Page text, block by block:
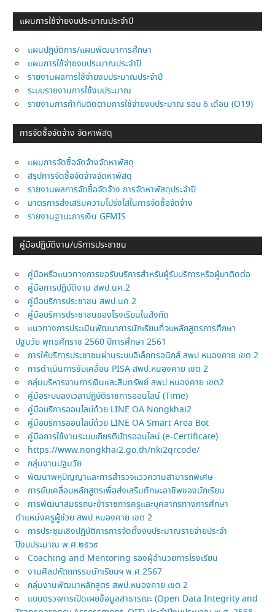
แผนการใช้จ่ายงบประมาณประจำปี
แผนปฎิบัติการ/แผนพัฒนาการศึกษา
แผนการใช้จ่ายงบประมาณประจำปี
รายงานผลการใช้จ่ายงบประมาณประจำปี
ระบบรายงานการใช้งบประมาณ
รายงานการกำกับติดตามการใช้จ่ายงบประมาณ รอบ 6 เดือน (O19)
การจัดซื้อจัดจ้าง จัดหาพัสดุ
แผนการจัดซื้อจัดจ้างจัดหาพัสดุ
สรุปการจัดซื้อจัดจ้างจัดหาพัสดุ
รายงานผลการจัดซื้อจัดจ้าง การจัดหาพัสดุประจำปี
มาตรการส่งเสริมความโปร่งใสในการจัดซื้อจัดจ้าง
รายงานฐานะการเงิน GFMIS
คู่มือปฏิบัติงาน/บริการประชาชน
คู่มือหรือแนวทางการขอรับบริการสำหรับผู้รับบริการหรือผู้มาติดต่อ
คู่มือการปฏิบัติงาน สพป.นค.2
คู่มือบริการประชาชน สพป.นค.2
คู่มือบริการประชาชนของโรงเรียนในสังกัด
แนวทางการประเมินพัฒนาการนักเรียนที่จบหลักสูตรการศึกษา
ปฐมวัย พุทธศักราช 2560 ปีการศึกษา 2561
การให้บริการประชาชนผ่านระบบอิเล็กทรอนิกส์ สพป.หนองคาย เขต 2
การดำเนินการขับเคลื่อน PISA สพป.หนองคาย เขต 2
กลุ่มบริหารงานการเงินและสินทรัพย์ สพป.หนองคาย เขต2
คู่มือระบบลงเวลาปฏิบัติราชการออนไลน์ (Time)
คู่มือบริการออนไลบ์ด้วย LINE OA Nongkhai2
คู่มือบริการออนไลบ์ด้วย LINE OA Smart Area Bot
คู่มือการใช้งานระบบเกียรติบัตรออนไลน์ (e-Certificate)
https://www.nongkhai2.go.th/nki2qrcode/
กลุ่มงานปฐมวัย
พัฒนาพหุปัญญาและการสำรวจแววความสามารถพิเศษ
การขับเคลื่อนหลักสูตรเพื่อส่งเสริมทักษะอาชีพของนักเรียน
การพัฒนาสมรรถนะข้าราชการครูและบุคลากรทางการศึกษา
ตำแหน่งครูผู้ช่วย สพป.หนองคาย เขต 2
การประชุมเชิงปฏิบัติการการจัดตั้งงบประมาณรายจ่ายประจำ
ปีงบประมาณ พ.ศ.๒๕๖๙
Coaching and Mentoring รองผู้อำนวยการโรงเรียน
งานศิลปหัตถกรรมนักเรียนฯ พ.ศ.2567
กลุ่มงานพัฒนาหลักสูตร สพป.หนองคาย เขต 2
แบบตรวจการเปิดเผยข้อมูลสาธารณะ (Open Data Integrity and